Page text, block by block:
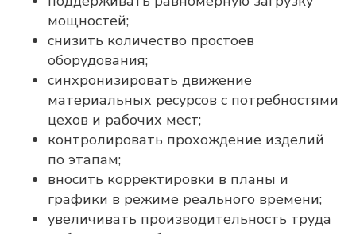
мощностей;
снизить количество простоев
оборудования;
синхронизировать движение
материальных ресурсов с потребностями
цехов и рабочих мест;
контролировать прохождение изделий
по этапам;
вносить корректировки в планы и
графики в режиме реального времени;
увеличивать производительность труда
Мы готовы оперативно ответить на
вопросы, отправить презентационные
материалы, организовать онлайн-встречу
Оставьте контакты,
и мы свяжемся с
вами